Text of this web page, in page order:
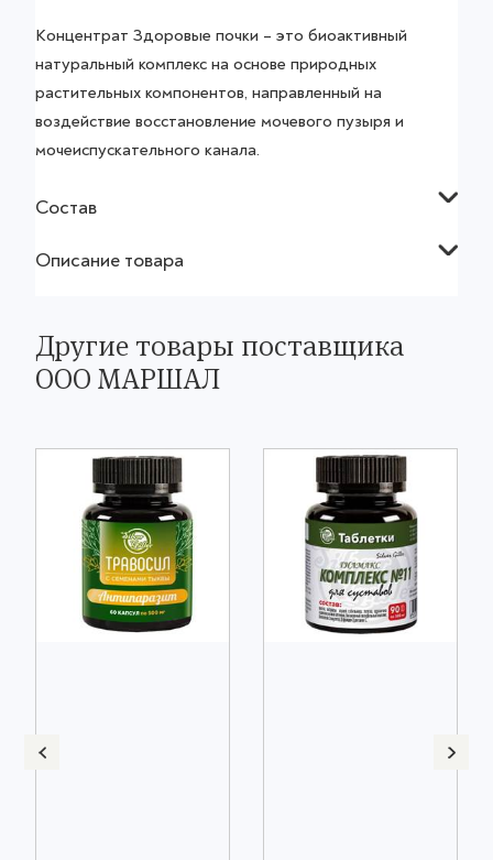
Концентрат Здоровые почки – это биоактивный
натуральный комплекс на основе природных
растительных компонентов, направленный на
воздействие восстановление мочевого пузыря и
мочеиспускательного канала.
Состав
Описание товара
Другие товары поставщика
ООО МАРШАЛ